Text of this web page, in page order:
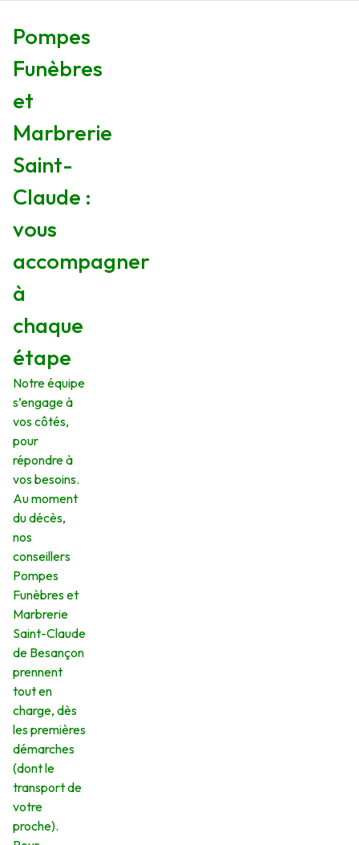
Pompes
Funèbres
et
Marbrerie
Saint-
Claude :
vous
accompagner
à
chaque
étape
Notre équipe
s’engage à
vos côtés,
pour
répondre à
vos besoins.
Au moment
du décès,
nos
conseillers
Pompes
Funèbres et
Marbrerie
Saint-Claude
de Besançon
prennent
tout en
charge, dès
les premières
démarches
(dont le
transport de
votre
proche).